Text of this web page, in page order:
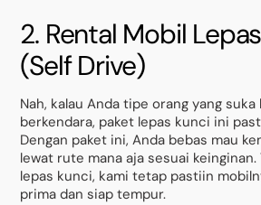
2. Rental Mobil
(Self Drive)
Nah, kalau Anda tipe orang yang
berkendara, paket lepas kunci ini
Dengan paket ini, Anda bebas mau
lewat rute mana aja sesuai keinginan.
lepas kunci, kami tetap pastiin
prima dan siap tempur.